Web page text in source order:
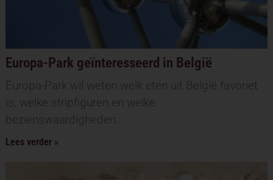
Europa-Park geïnteresseerd in België
Europa-Park wil weten welk eten uit België favoriet
is, welke stripfiguren en welke
bezienswaardigheden.
Lees verder »